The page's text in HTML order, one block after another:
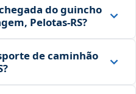
do guincho
Pelotas‑RS?
de caminhão